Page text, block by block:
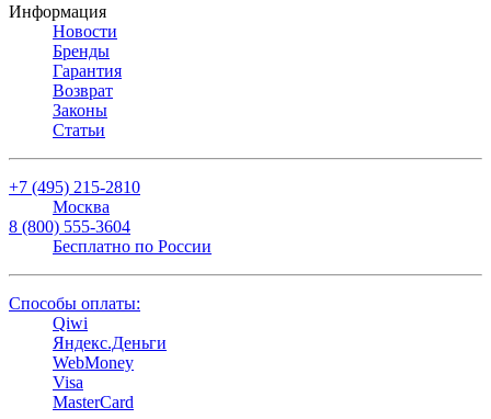
Информация
Новости
Бренды
Гарантия
Возврат
Законы
Статьи
+7 (495) 215-2810
Москва
8 (800) 555-3604
Бесплатно по России
Способы оплаты:
Qiwi
Яндекс.Деньги
WebMoney
Visa
MasterCard